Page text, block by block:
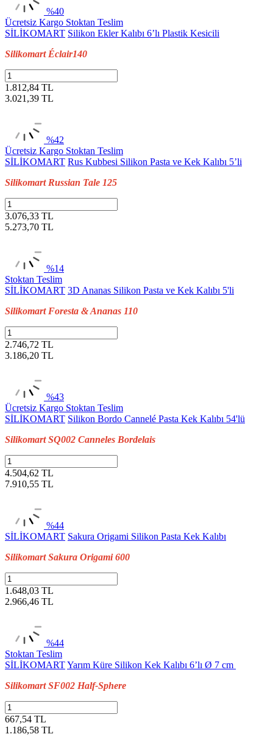
%40
Ücretsiz Kargo Stoktan Teslim
SİLİKOMART Silikon Ekler Kalıbı 6’lı Plastik Kesicili
Silikomart Éclair140
1.812,84 TL
3.021,39 TL
%42
Ücretsiz Kargo Stoktan Teslim
SİLİKOMART Rus Kubbesi Silikon Pasta ve Kek Kalıbı 5’li
Silikomart Russian Tale 125
3.076,33 TL
5.273,70 TL
%14
Stoktan Teslim
SİLİKOMART 3D Ananas Silikon Pasta ve Kek Kalıbı 5'li
Silikomart Foresta & Ananas 110
2.746,72 TL
3.186,20 TL
%43
Ücretsiz Kargo Stoktan Teslim
SİLİKOMART Silikon Bordo Cannelé Pasta Kek Kalıbı 54'lü
Silikomart SQ002 Canneles Bordelais
4.504,62 TL
7.910,55 TL
%44
SİLİKOMART Sakura Origami Silikon Pasta Kek Kalıbı
Silikomart Sakura Origami 600
1.648,03 TL
2.966,46 TL
%44
Stoktan Teslim
SİLİKOMARTYarım Küre Silikon Kek Kalıbı 6’lı Ø 7 cm
Silikomart SF002 Half-Sphere
667,54 TL
1.186,58 TL